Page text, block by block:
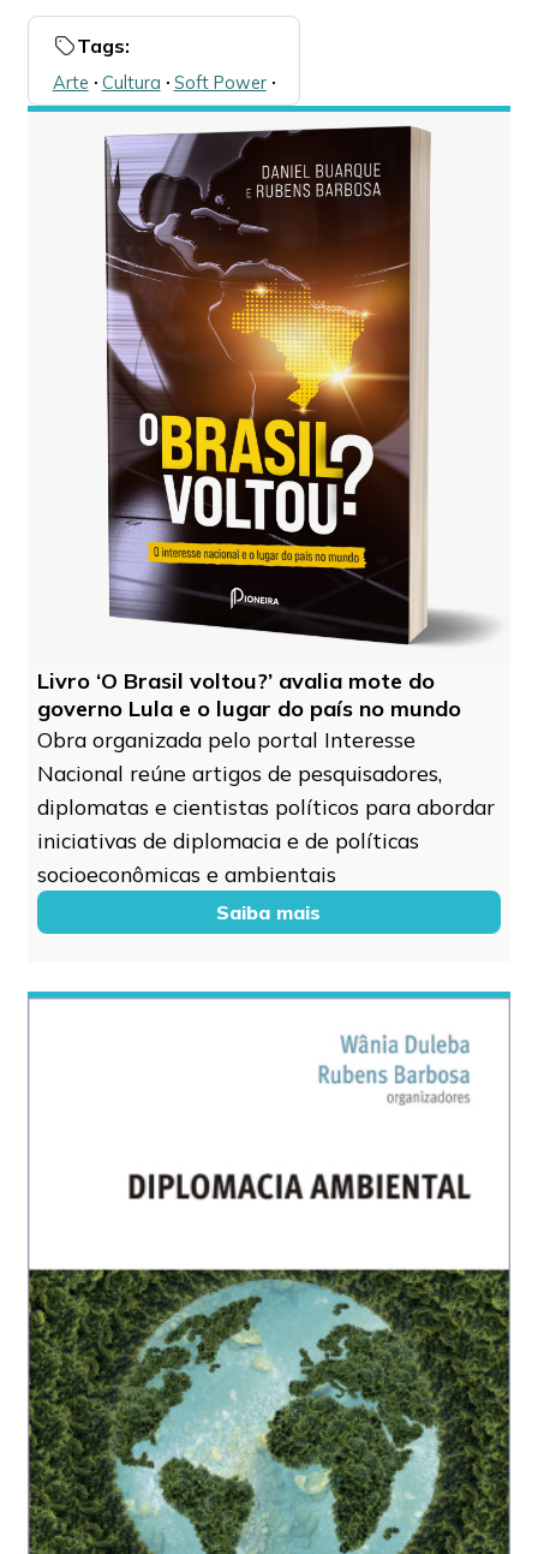
Tags:
Arte 🞌 Cultura 🞌 Soft Power🞌
Livro ‘O Brasil voltou?’ avalia mote do
governo Lula e o lugar do país no mundo
Obra organizada pelo portal Interesse
Nacional reúne artigos de pesquisadores,
diplomatas e cientistas políticos para abordar
iniciativas de diplomacia e de políticas
socioeconômicas e ambientais
Saiba mais